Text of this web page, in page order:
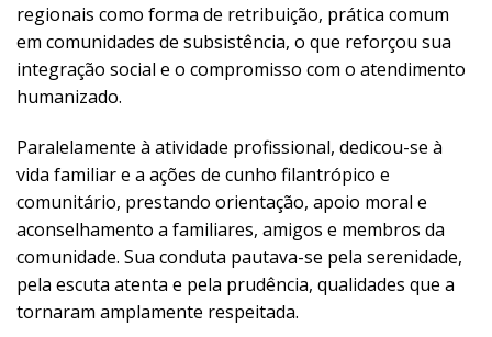
regionais como forma de retribuição, prática comum
em comunidades de subsistência, o que reforçou sua
integração social e o compromisso com o atendimento
humanizado.
Paralelamente à atividade profissional, dedicou-se à
vida familiar e a ações de cunho filantrópico e
comunitário, prestando orientação, apoio moral e
aconselhamento a familiares, amigos e membros da
comunidade. Sua conduta pautava-se pela serenidade,
pela escuta atenta e pela prudência, qualidades que a
tornaram amplamente respeitada.